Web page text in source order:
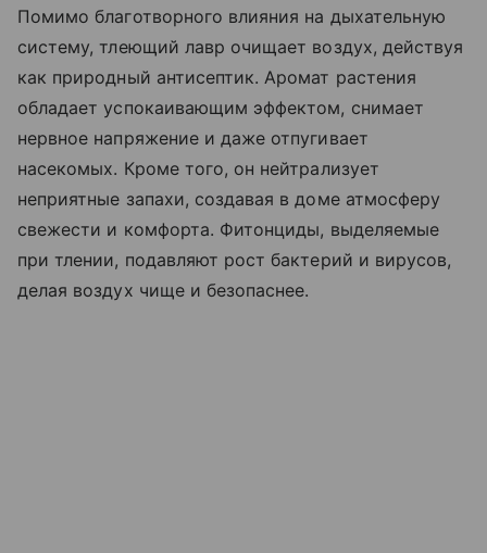
Помимо благотворного влияния на дыхательную
систему, тлеющий лавр очищает воздух, действуя
как природный антисептик. Аромат растения
обладает успокаивающим эффектом, снимает
нервное напряжение и даже отпугивает
насекомых. Кроме того, он нейтрализует
неприятные запахи, создавая в доме атмосферу
свежести и комфорта. Фитонциды, выделяемые
при тлении, подавляют рост бактерий и вирусов,
делая воздух чище и безопаснее.